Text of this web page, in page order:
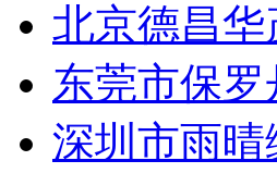
北京德昌
东莞市保
深圳市雨